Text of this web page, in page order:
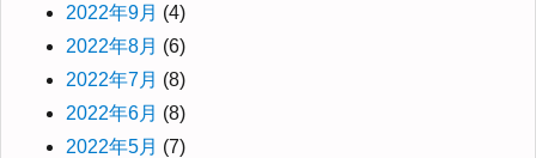
2022年9月 (4)
2022年8月 (6)
2022年7月 (8)
2022年6月 (8)
2022年5月 (7)